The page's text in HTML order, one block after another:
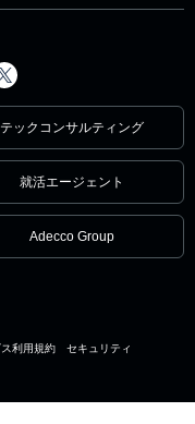
テックコンサルティング
就活エージェント
Adecco Group
利用規約 セキュリティ